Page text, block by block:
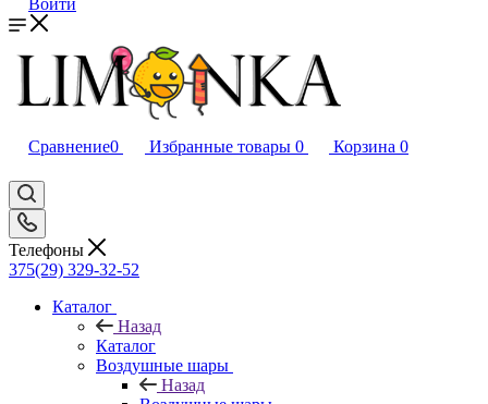
Войти
Сравнение0 Избранные товары 0 Корзина 0
Телефоны
375(29) 329-32-52
Каталог
Назад
Каталог
Воздушные шары
Назад